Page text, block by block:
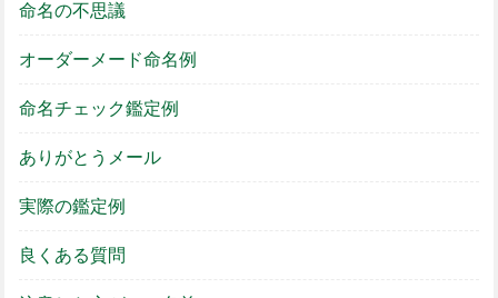
命名の不思議
オーダーメード命名例
命名チェック鑑定例
ありがとうメール
実際の鑑定例
良くある質問